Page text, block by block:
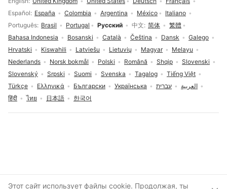
Español
España Colombia Argentina México
Italiano
Português Brasil Portugal Русский 中文 简体
繁體
Bahasa Indonesia
Bosanski Català Čeština Dansk
Galego
Hrvatski
Kiswahili Latviešu Lietuvių Magyar
Melayu
Nederlands
Norsk bokmål Polski Română Shqip
Slovenski
Slovenský
Srpski Suomi Svenska Tagalog
Tiếng Việt
Türkçe
Ελληνικά Български Українська עברית
العربية
हिंदी
ไทย 日本語 한국어
Согласие на сбор файлов cookie
Этот сайт использует файлы cookie. Продолжая, ты